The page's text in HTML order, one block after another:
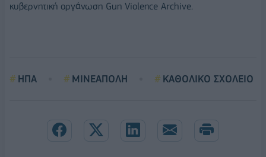
κυβερνητική οργάνωση Gun Violence Archive.
ΗΠΑ ΜΙΝΕΑΠΟΛΗ ΚΑΘΟΛΙΚΟ ΣΧΟΛΕΙΟ